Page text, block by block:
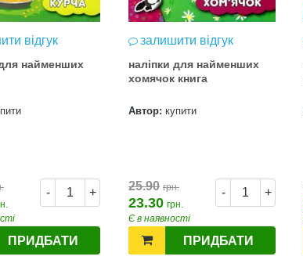
відгук
найменших
- +
ПРИДБАТИ
залишити відгук
наліпки для найменших
хомячок книга
Автор: купити
- +
25.90 грн.
23.30 грн.
Є в наявності
ПРИДБАТИ